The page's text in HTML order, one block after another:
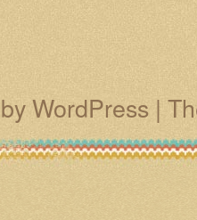
WordPress |